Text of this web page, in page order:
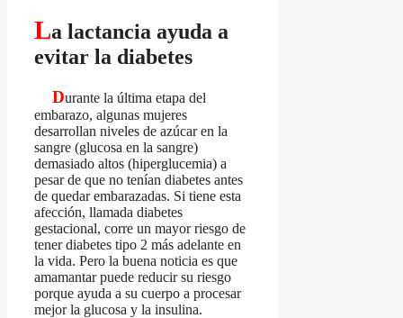
La lactancia ayuda a
evitar la diabetes
Durante la última etapa del
embarazo, algunas mujeres
desarrollan niveles de azúcar en la
sangre (glucosa en la sangre)
demasiado altos (hiperglucemia) a
pesar de que no tenían diabetes antes
de quedar embarazadas. Si tiene esta
afección, llamada diabetes
gestacional, corre un mayor riesgo de
tener diabetes tipo 2 más adelante en
la vida. Pero la buena noticia es que
amamantar puede reducir su riesgo
porque ayuda a su cuerpo a procesar
mejor la glucosa y la insulina.